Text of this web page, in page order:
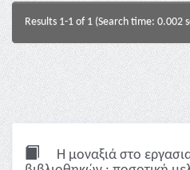
Results 1-1 of 1 (Search time: 0.002
Η μοναξιά στο